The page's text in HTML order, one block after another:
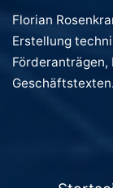
Florian
Erstellung
Förderanträgen,